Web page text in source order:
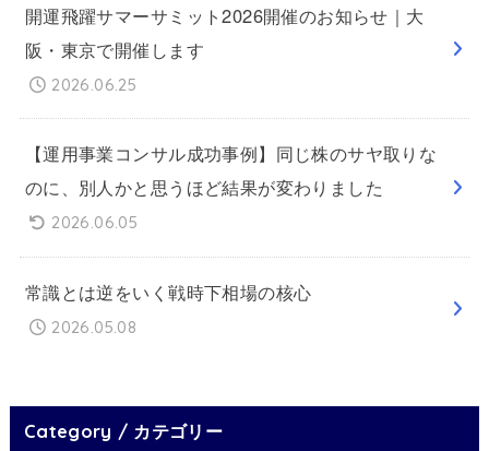
開運飛躍サマーサミット2026開催のお知らせ｜大
阪・東京で開催します
2026.06.25
【運用事業コンサル成功事例】同じ株のサヤ取りな
のに、別人かと思うほど結果が変わりました
2026.06.05
常識とは逆をいく戦時下相場の核心
2026.05.08
Category / カテゴリー